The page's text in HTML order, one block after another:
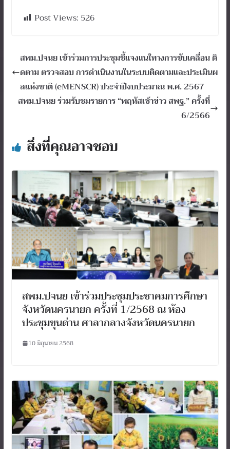
Post Views: 526
สพม.ปจนย เข้าร่วมการประชุมชี้แจงแนใทางการขับเคลื่อน ติ
ดตาม ตรวจสอบ การดำเนินงานในระบบติดตามและประเมินผ
ลแห่งชาติ (eMENSCR) ประจำปีงบประมาณ พ.ศ. 2567
สพม.ปจนย ร่วมรับชมรายการ “พฤหัสเช้าข่าว สพฐ.” ครั้งที่
6/2566
สิ่งที่คุณอาจชอบ
สพม.ปจนย เข้าร่วมประชุมประชาคมการศึกษา
จังหวัดนครนายก ครั้งที่ 1/2568 ณ ห้อง
ประชุมขุนด่าน ศาลากลางจังหวัดนครนายก
10 มิถุนายน 2568